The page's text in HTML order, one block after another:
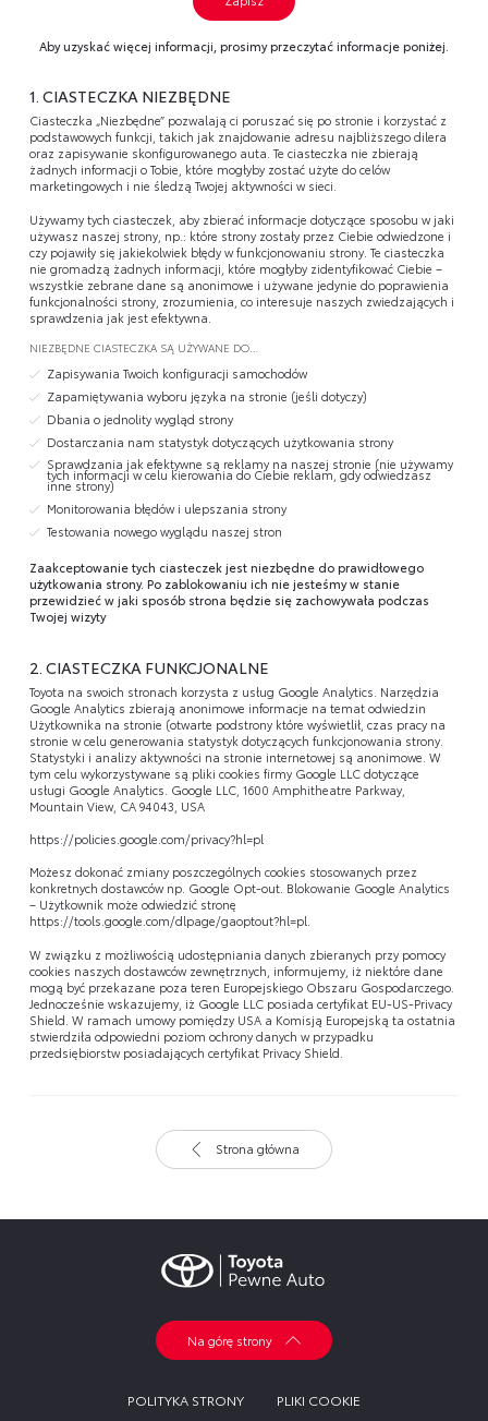
Aby uzyskać więcej informacji, prosimy przeczytać informacje poniżej.
1. CIASTECZKA NIEZBĘDNE
Ciasteczka „Niezbędne” pozwalają ci poruszać się po stronie i korzystać z
podstawowych funkcji, takich jak znajdowanie adresu najbliższego dilera
oraz zapisywanie skonfigurowanego auta. Te ciasteczka nie zbierają
żadnych informacji o Tobie, które mogłyby zostać użyte do celów
marketingowych i nie śledzą Twojej aktywności w sieci.
Używamy tych ciasteczek, aby zbierać informacje dotyczące sposobu w jaki
używasz naszej strony, np.: które strony zostały przez Ciebie odwiedzone i
czy pojawiły się jakiekolwiek błędy w funkcjonowaniu strony. Te ciasteczka
nie gromadzą żadnych informacji, które mogłyby zidentyfikować Ciebie –
wszystkie zebrane dane są anonimowe i używane jedynie do poprawienia
funkcjonalności strony, zrozumienia, co interesuje naszych zwiedzających i
sprawdzenia jak jest efektywna.
NIEZBĘDNE CIASTECZKA SĄ UŻYWANE DO…
Zapisywania Twoich konfiguracji samochodów
Zapamiętywania wyboru języka na stronie (jeśli dotyczy)
Dbania o jednolity wygląd strony
Dostarczania nam statystyk dotyczących użytkowania strony
Sprawdzania jak efektywne są reklamy na naszej stronie (nie używamy
tych informacji w celu kierowania do Ciebie reklam, gdy odwiedzasz
inne strony)
Monitorowania błędów i ulepszania strony
Testowania nowego wyglądu naszej stron
Zaakceptowanie tych ciasteczek jest niezbędne do prawidłowego
użytkowania strony. Po zablokowaniu ich nie jesteśmy w stanie
przewidzieć w jaki sposób strona będzie się zachowywała podczas
Twojej wizyty
2. CIASTECZKA FUNKCJONALNE
Toyota na swoich stronach korzysta z usług Google Analytics. Narzędzia
Google Analytics zbierają anonimowe informacje na temat odwiedzin
Użytkownika na stronie (otwarte podstrony które wyświetlił, czas pracy na
stronie w celu generowania statystyk dotyczących funkcjonowania strony.
Statystyki i analizy aktywności na stronie internetowej są anonimowe. W
tym celu wykorzystywane są pliki cookies firmy Google LLC dotyczące
usługi Google Analytics. Google LLC, 1600 Amphitheatre Parkway,
Mountain View, CA 94043, USA
https://policies.google.com/privacy?hl=pl
Możesz dokonać zmiany poszczególnych cookies stosowanych przez
konkretnych dostawców np. Google Opt-out. Blokowanie Google Analytics
– Użytkownik może odwiedzić stronę
https://tools.google.com/dlpage/gaoptout?hl=pl.
W związku z możliwością udostępniania danych zbieranych przy pomocy
cookies naszych dostawców zewnętrznych, informujemy, iż niektóre dane
mogą być przekazane poza teren Europejskiego Obszaru Gospodarczego.
Jednocześnie wskazujemy, iż Google LLC posiada certyfikat EU-US-Privacy
Shield. W ramach umowy pomiędzy USA a Komisją Europejską ta ostatnia
stwierdziła odpowiedni poziom ochrony danych w przypadku
przedsiębiorstw posiadających certyfikat Privacy Shield.
Strona główna
POLITYKA STRONY PLIKI COOKIE
Na górę strony